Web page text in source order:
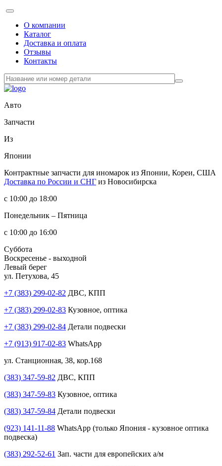
О компании
Каталог
Доставка и оплата
Отзывы
Контакты
Авто
Запчасти
Из
Японии
Контрактные запчасти для иномарок из Японии, Кореи, США
Доставка по России и СНГ из Новосибирска
с 10:00 до 18:00
Понедельник – Пятница
с 10:00 до 16:00
Суббота
Воскресенье - выходной
Левый берег
ул. Петухова, 45
+7 (383) 299-02-82 ДВС, КПП
+7 (383) 299-02-83 Кузовное, оптика
+7 (383) 299-02-84 Детали подвески
+7 (913) 917-02-83 WhatsApp
ул. Станционная, 38, кор.168
(383) 347-59-82 ДВС, КПП
(383) 347-59-83 Кузовное, оптика
(383) 347-59-84 Детали подвески
(923) 141-11-88 WhatsApp (только Япония - кузовное оптика
подвеска)
(383) 292-52-61 Зап. части для европейских а/м